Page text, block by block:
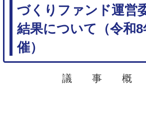
づくりファンド運営
結果について（令和8
催）
議 事 概